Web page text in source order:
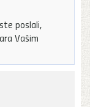
poslali,
Vašim